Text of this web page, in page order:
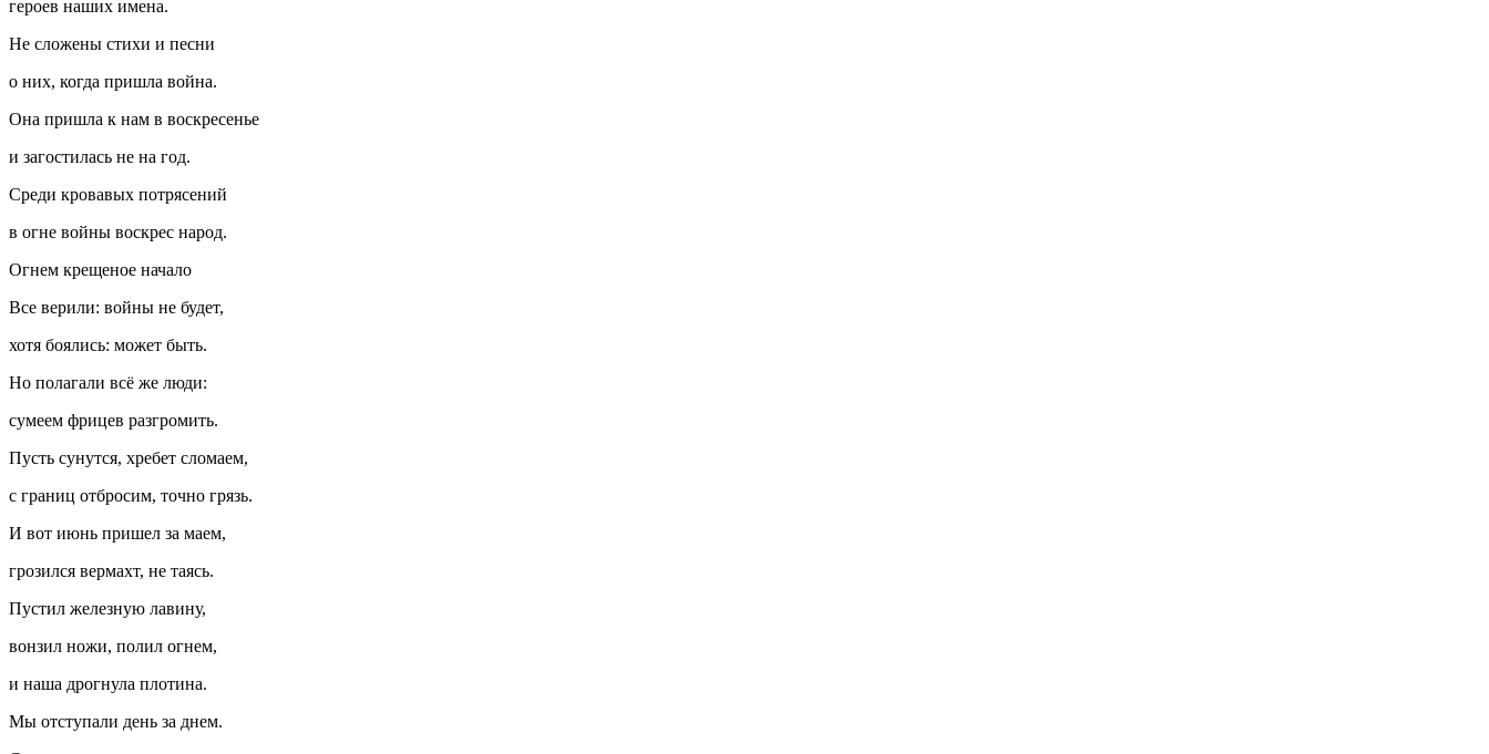
героев наших имена.
Не сложены стихи и песни
о них, когда пришла война.
Она пришла к нам в воскресенье
и загостилась не на год.
Среди кровавых потрясений
в огне войны воскрес народ.
Огнем крещеное начало
Все верили: войны не будет,
хотя боялись: может быть.
Но полагали всё же люди:
сумеем фрицев разгромить.
Пусть сунутся, хребет сломаем,
с границ отбросим, точно грязь.
И вот июнь пришел за маем,
грозился вермахт, не таясь.
Пустил железную лавину,
вонзил ножи, полил огнем,
и наша дрогнула плотина.
Мы отступали день за днем.